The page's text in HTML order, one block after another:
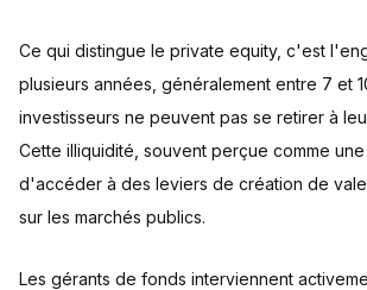
Ce qui distingue le private equity, c'est
plusieurs années, généralement entre 7 et
investisseurs ne peuvent pas se retirer à
Cette illiquidité, souvent perçue comme
d'accéder à des leviers de création de
sur les marchés publics.
Les gérants de fonds interviennent